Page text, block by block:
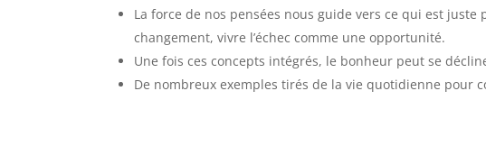
La force de nos pensées nous guide vers ce qui est
changement, vivre l’échec comme une opportunité.
Une fois ces concepts intégrés, le bonheur peut se
De nombreux exemples tirés de la vie quotidienne pour